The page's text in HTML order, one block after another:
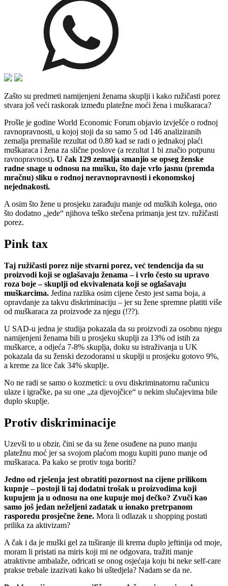
Zašto su predmeti namijenjeni ženama skuplji i kako ružičasti porez
stvara još veći raskorak između platežne moći žena i muškaraca?
Prošle je godine World Economic Forum objavio izvješće o rodnoj
ravnopravnosti, u kojoj stoji da su samo 5 od 146 analiziranih
zemalja premašile rezultat od 0.80 kad se radi o jednakoj plaći
muškaraca i žena za slične poslove (a rezultat 1 bi značio potpunu
ravnopravnost). U čak 129 zemalja smanjio se opseg ženske
radne snage u odnosu na mušku, što daje vrlo jasnu (premda
mračnu) sliku o rodnoj neravnopravnosti i ekonomskoj
nejednakosti.
A osim što žene u prosjeku zarađuju manje od muških kolega, ono
što dodatno „jede“ njihova teško stečena primanja jest tzv. ružičasti
porez.
Pink tax
Taj ružičasti porez nije stvarni porez, već tendencija da su
proizvodi koji se oglašavaju ženama – i vrlo često su upravo
roza boje – skuplji od ekvivalenata koji se oglašavaju
muškarcima. Jedina razlika osim cijene često jest sama boja, a
opravdanje za takvu diskriminaciju – jer su žene spremne platiti više
od muškaraca za proizvode za njegu (!??).
U SAD-u jedna je studija pokazala da su proizvodi za osobnu njegu
namijenjeni ženama bili u prosjeku skuplji za 13% od istih za
muškarce, a odjeća 7-8% skuplja, doku su istraživanja u UK
pokazala da su ženski dezodoransi u skuplji u prosjeku gotovo 9%,
a kreme za lice čak 34% skuplje.
No ne radi se samo o kozmetici: u ovu diskriminatornu računicu
ulaze i igračke, pa su one „za djevojčice“ u nekim slučajevima bile
duplo skuplje.
Protiv diskriminacije
Uzevši to u obzir, čini se da su žene osuđene na puno manju
platežnu moć jer sa svojom plaćom mogu kupiti puno manje od
muškaraca. Pa kako se protiv toga boriti?
Jedno od rješenja jest obratiti pozornost na cijene prilikom
kupnje – postoji li taj dodatni trošak u proizvodima koji
kupujem ja u odnosu na one kupuje moj dečko? Zvuči kao
samo još jedan neželjeni zadatak u ionako pretrpanom
rasporedu prosječne žene. Mora li odlazak u shopping postati
prilika za aktivizam?
A čak i da je muški gel za tuširanje ili krema duplo jeftinija od moje,
moram li pristati na miris koji mi ne odgovara, tražiti manje
atraktivne ambalaže, odricati se onog osjećaja koju bi neke self-care
prakse trebale izazivati kako bi uštedjela? Nadam se da ne.